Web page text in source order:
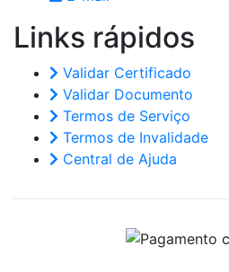
Links rápidos
Validar Certificado
Validar Documento
Termos de Serviço
Termos de Invalidade
Central de Ajuda